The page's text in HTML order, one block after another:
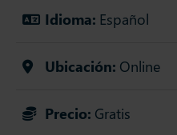
Idioma: Español
Ubicación: Online
Precio: Gratis